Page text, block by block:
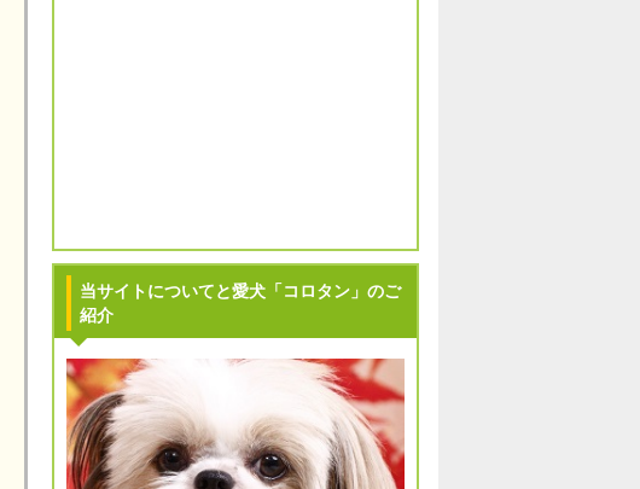
当サイトについてと愛犬「コロタン」のご
紹介